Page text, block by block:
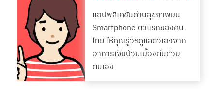
แอปพลิเคชันด้านสุขภาพบน
Smartphone ตัวแรกของคน
ไทย ให้คุณรู้วิธีดูแลตัวเองจาก
อาการเจ็บป่วยเบื้องต้นด้วย
ตนเอง